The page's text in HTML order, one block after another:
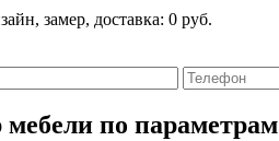
замер, доставка: 0 руб.
по параметрам